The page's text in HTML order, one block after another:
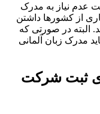
عدم نیاز به مدرک
از کشورها داشتن
البته در صورتی که
مدرک زبان آلمانی
ثبت شرکت